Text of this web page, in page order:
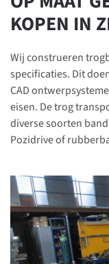
KOPEN IN
Wij construeren
specificaties. Dit
CAD
eisen. De trog
diverse soorten
Pozidrive of